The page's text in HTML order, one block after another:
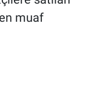
muaf